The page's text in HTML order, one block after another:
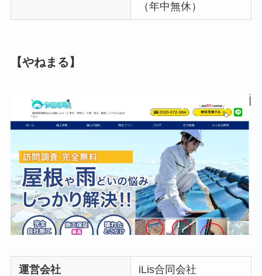
（年中無休）
【やねまる】
運営会社
iLis合同会社